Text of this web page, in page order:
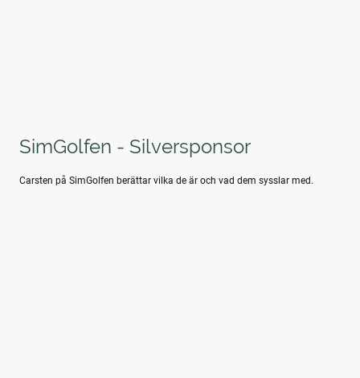
SimGolfen - Silversponsor
Carsten på SimGolfen berättar vilka de är och vad dem sysslar med.